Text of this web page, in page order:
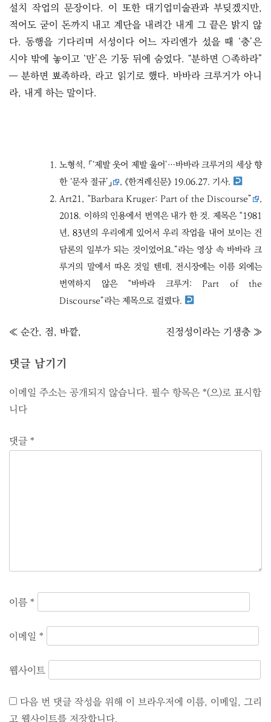
설치 작업의 문장이다. 이 또한 대기업미술관과 부딪겠지만,
적어도 굳이 돈까지 내고 계단을 내려간 내게 그 끝은 밝지 않
다. 동행을 기다리며 서성이다 어느 자리엔가 섰을 때 ‘충’은
시야 밖에 놓이고 ‘만’은 기둥 뒤에 숨었다. “분하면 ○족하라”
― 분하면 뾰족하라, 라고 읽기로 했다. 바바라 크루거가 아니
라, 내게 하는 말이다.
노형석, 「‘제발 웃어 제발 울어’…바바라 크루거의 세상 향
한 ‘문자 절규’」
, 《한겨레신문》 19.06.27. 기사.
Art21, “Barbara Kruger: Part of the Discourse”
,
2018. 이하의 인용에서 번역은 내가 한 것. 제목은 “1981
년, 83년의 우리에게 있어서 우리 작업을 내어 보이는 건
담론의 일부가 되는 것이었어요.”라는 영상 속 바바라 크
루거의 말에서 따온 것일 텐데, 전시장에는 이름 외에는
번역하지 않은 “바바라 크루거: Part of the
Discourse”라는 제목으로 걸렸다.
글
비
게
이
션
≪ 순간, 점, 바깥, 진정성이라는 기생충 ≫
댓글 남기기
이메일 주소는 공개되지 않습니다. 필수 항목은 *(으)로 표시합
니다
댓글 *
이름 *
이메일 *
웹사이트
다음 번 댓글 작성을 위해 이 브라우저에 이름, 이메일, 그리